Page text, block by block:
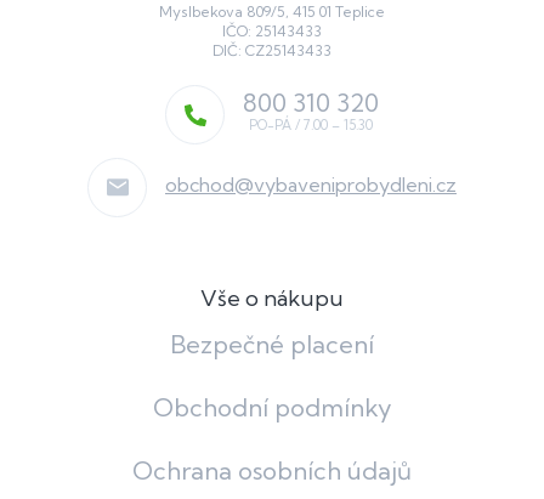
Myslbekova 809/5, 415 01 Teplice
IČO: 25143433
DIČ: CZ25143433
obchod@vybaveniprobydleni.cz
800 310 320
Vše o nákupu
Bezpečné placení
Obchodní podmínky
Ochrana osobních údajů